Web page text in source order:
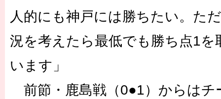
人的にも神戸には勝ちたい。た
況を考えたら最低でも勝ち点1を
います」
前節・鹿島戦（0●1）からはチ